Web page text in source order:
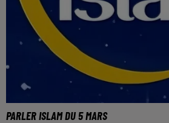
PARLER ISLAM DU 5 MARS